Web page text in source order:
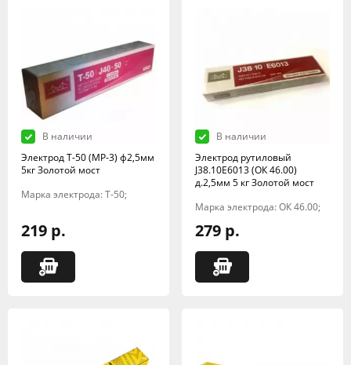
В наличии
Электрод Т-50 (МР-3) ф2,5мм
5кг Золотой мост
Марка электрода: Т-50;
219 р.
В наличии
Электрод рутиловый
J38.10E6013 (ОК 46.00)
д.2,5мм 5 кг Золотой мост
Марка электрода: ОК 46.00;
279 р.